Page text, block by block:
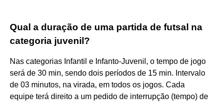
Qual a duração de uma partida de futsal na
categoria juvenil?
Nas categorias Infantil e Infanto-Juvenil, o tempo de jogo
será de 30 min, sendo dois períodos de 15 min. Intervalo
de 03 minutos, na virada, em todos os jogos. Cada
equipe terá direito a um pedido de interrupção (tempo) de